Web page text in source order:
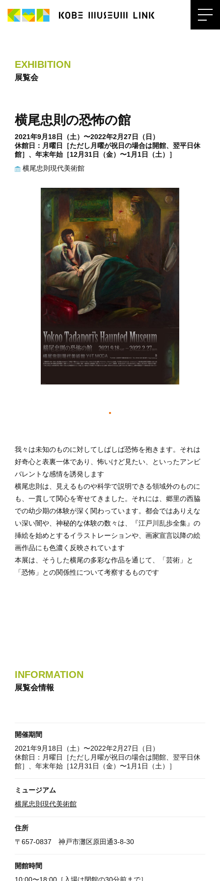
EXHIBITION
展覧会
横尾忠則の恐怖の館
2021年9月18日（土）〜2022年2月27日（日）
休館日：月曜日［ただし月曜が祝日の場合は開館、翌平日休
館］、年末年始［12月31日（金）〜1月1日（土）］
横尾忠則現代美術館
我々は未知のものに対してしばしば恐怖を抱きます。それは
好奇心と表裏一体であり、怖いけど見たい、といったアンビ
バレントな感情を誘発します
横尾忠則は、見えるものや科学で説明できる領域外のものに
も、一貫して関心を寄せてきました。それには、郷里の西脇
での幼少期の体験が深く関わっています。都会ではありえな
い深い闇や、神秘的な体験の数々は、『江戸川乱歩全集』の
挿絵を始めとするイラストレーションや、画家宣言以降の絵
画作品にも色濃く反映されています
本展は、そうした横尾の多彩な作品を通じて、「芸術」と
「恐怖」との関係性について考察するものです
INFORMATION
展覧会情報
開催期間
2021年9月18日（土）〜2022年2月27日（日）
休館日：月曜日［ただし月曜が祝日の場合は開館、翌平日休
館］、年末年始［12月31日（金）〜1月1日（土）］
ミュージアム
横尾忠則現代美術館
住所
〒657-0837 神戸市灘区原田通3-8-30
開館時間